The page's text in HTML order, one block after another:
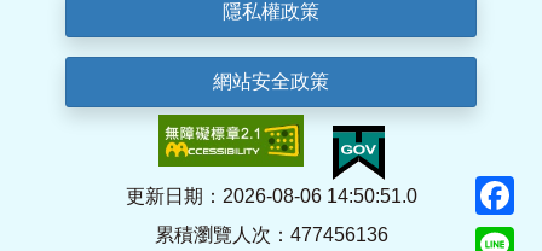
隱私權政策
網站安全政策
更新日期：2026-08-06 14:50:51.0
累積瀏覽人次：477456136